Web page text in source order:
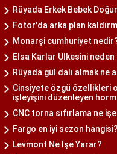
Rüyada Erkek Bebek
Fotor'da arka plan
Monarşi cumhuriyet
Elsa Karlar Ülkesini
Rüyada gül dalı almak ne
Cinsiyete özgü özellikleri
işleyişini düzenleyen
CNC torna sıfırlama ne
Fargo en iyi sezon hangisi?
Levmont Ne İşe Yarar?